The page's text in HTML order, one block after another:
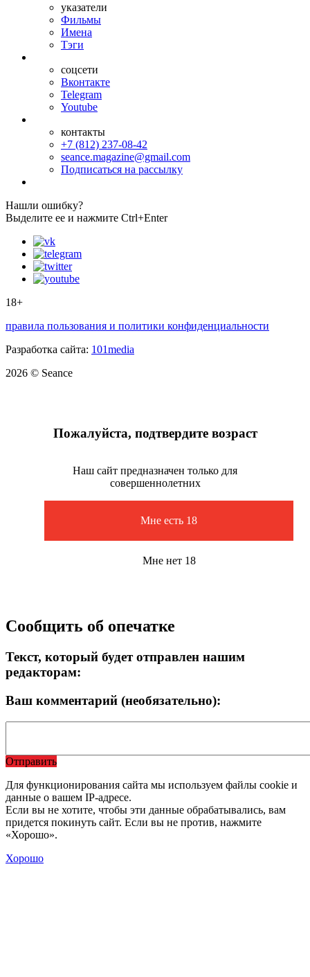
указатели
Фильмы
Имена
Тэги
соцсети
Вконтакте
Telegram
Youtube
контакты
+7 (812) 237-08-42
seance.magazine@gmail.com
Подписаться на рассылку
Нашли ошибку?
Выделите ее и нажмите Ctrl+Enter
18+
правила пользования и политики конфиденциальности
Разработка сайта: 101media
2026 © Seance
Пожалуйста, подтвердите возраст
Наш сайт предназначен только для
совершеннолетних
Мне есть 18
Мне нет 18
Сообщить об опечатке
Текст, который будет отправлен нашим
редакторам:
Ваш комментарий (необязательно):
Отправить
Для функционирования сайта мы используем файлы cookie и
данные о вашем IP-адресе.
Если вы не хотите, чтобы эти данные обрабатывались, вам
придется покинуть сайт. Если вы не против, нажмите
«Хорошо».
Хорошо